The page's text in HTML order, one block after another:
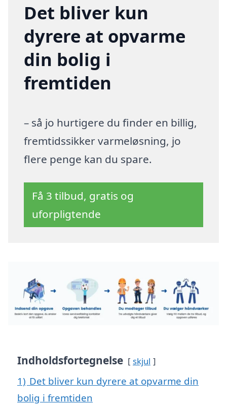
Det bliver kun
dyrere at opvarme
din bolig i
fremtiden
– så jo hurtigere du finder en billig,
fremtidssikker varmeløsning, jo
flere penge kan du spare.
Få 3 tilbud, gratis og
uforpligtende
Indholdsfortegnelse skjul
1) Det bliver kun dyrere at opvarme din
bolig i fremtiden